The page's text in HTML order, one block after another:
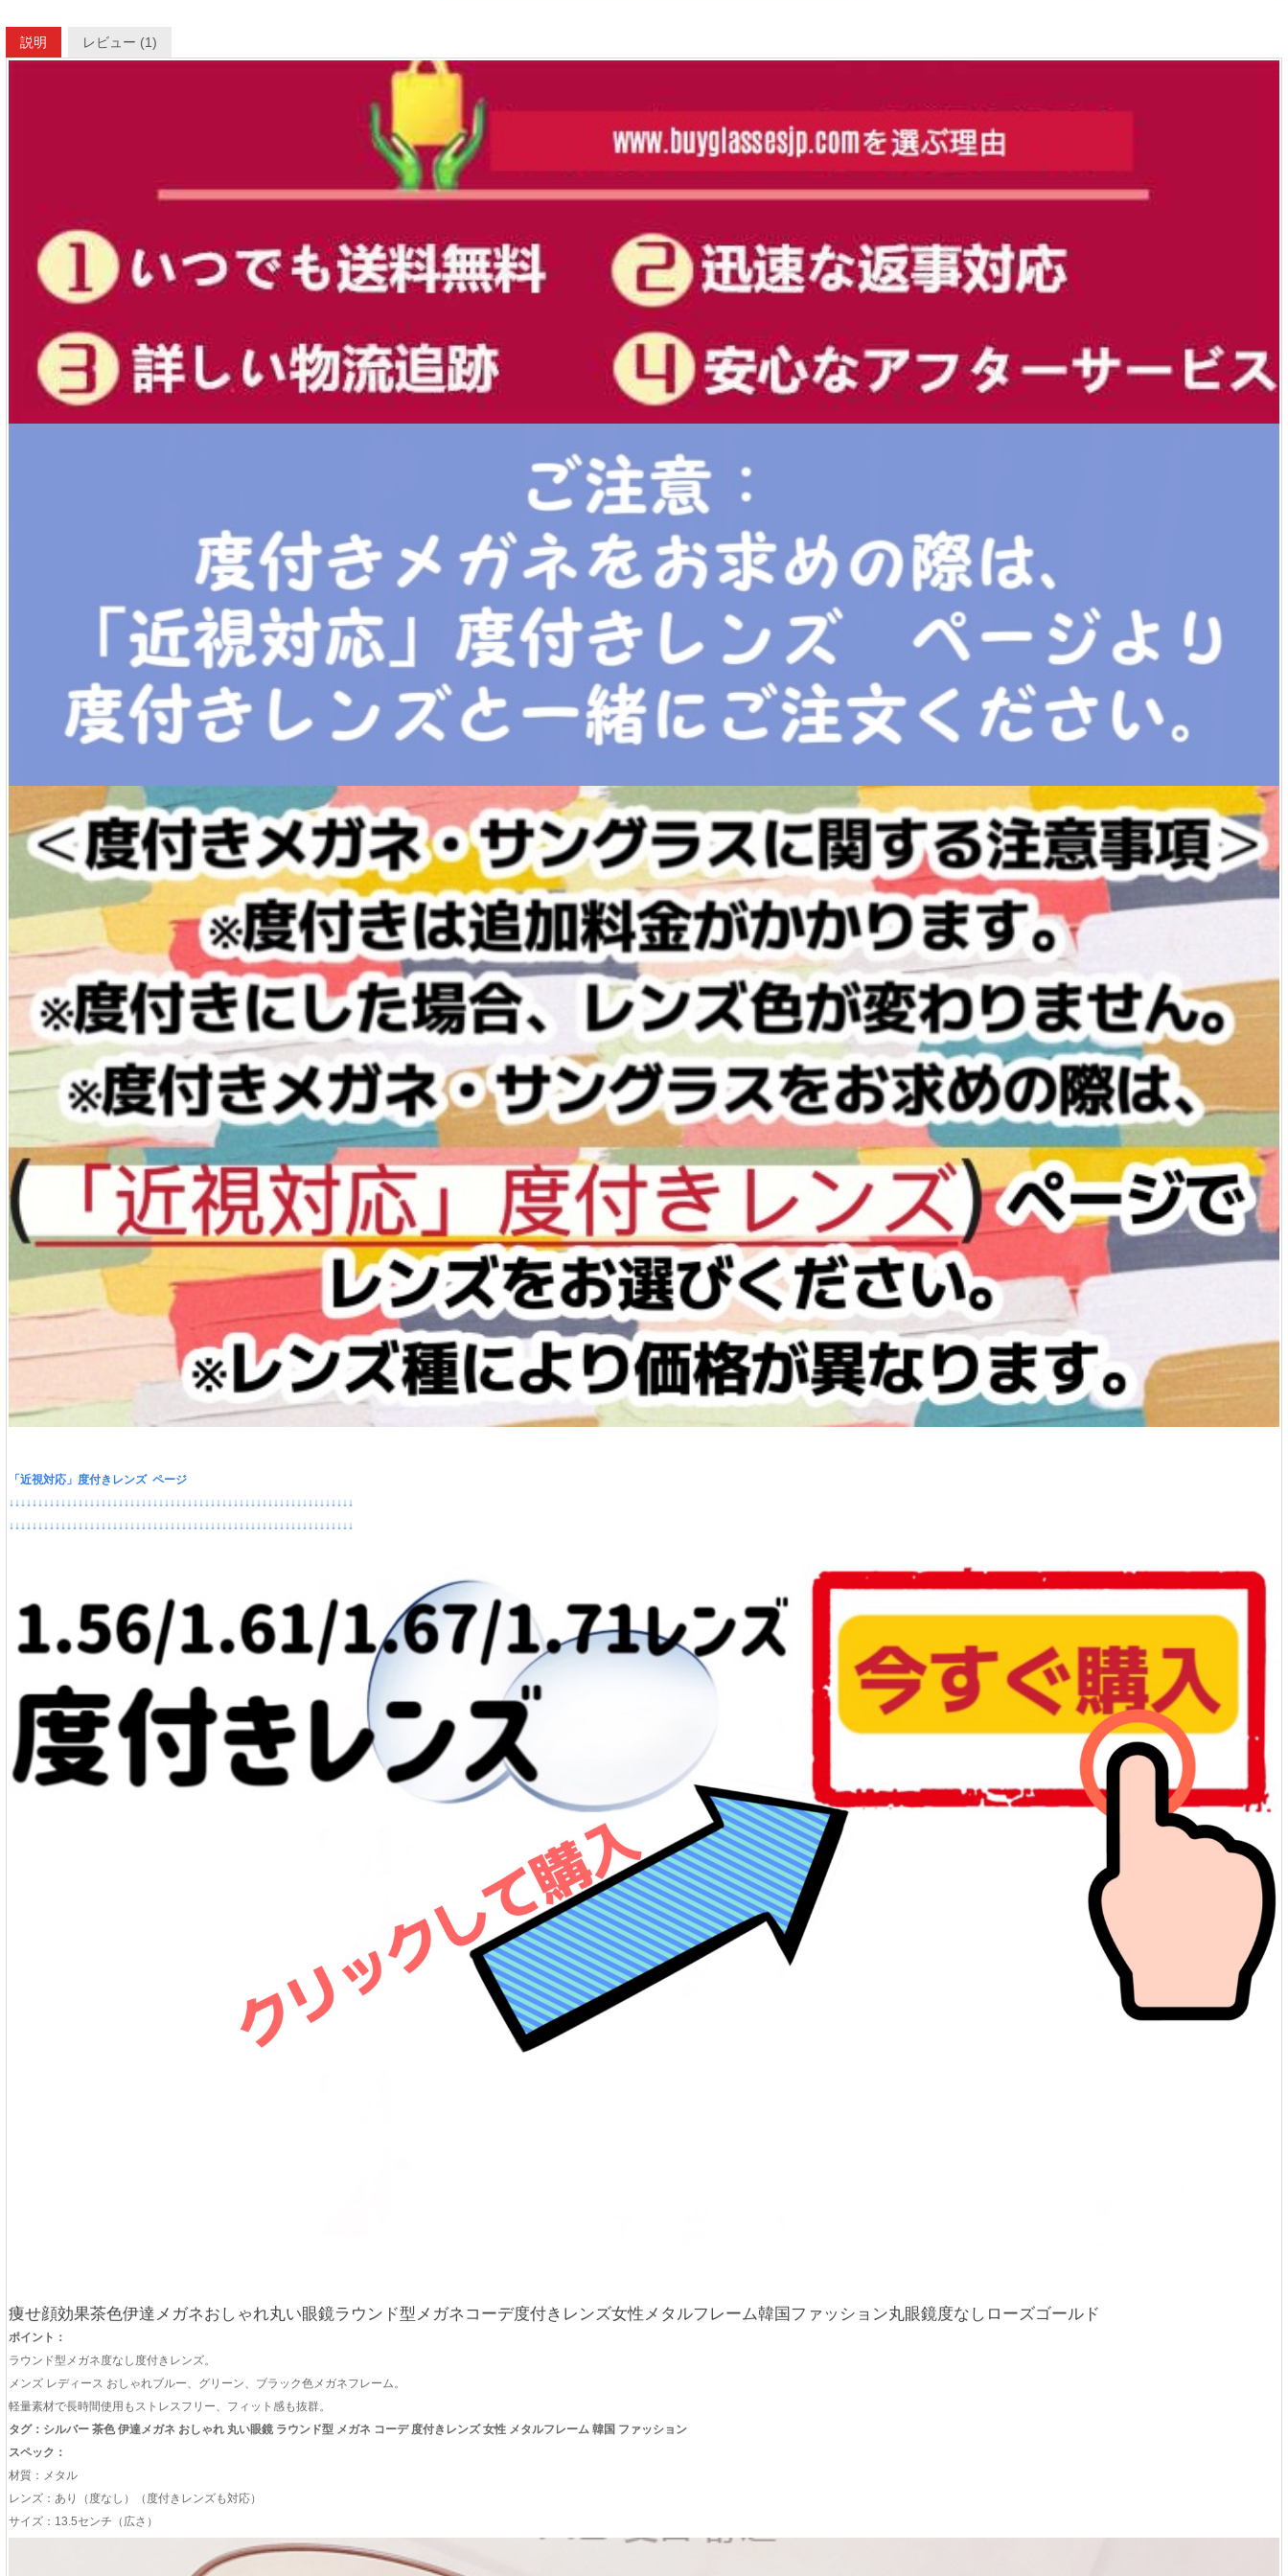
説明 レビュー (1)
「近視対応」度付きレンズ ページ
↓↓↓↓↓↓↓↓↓↓↓↓↓↓↓↓↓↓↓↓↓↓↓↓↓↓↓↓↓↓↓↓↓↓↓↓↓↓↓↓↓↓↓↓↓↓↓↓↓↓↓↓↓↓↓↓↓↓↓↓
↓↓↓↓↓↓↓↓↓↓↓↓↓↓↓↓↓↓↓↓↓↓↓↓↓↓↓↓↓↓↓↓↓↓↓↓↓↓↓↓↓↓↓↓↓↓↓↓↓↓↓↓↓↓↓↓↓↓↓↓
痩せ顔効果茶色伊達メガネおしゃれ丸い眼鏡ラウンド型メガネコーデ度付きレンズ女性メタルフレーム韓国ファッション丸眼鏡度なしローズゴールド
ポイント：
ラウンド型メガネ度なし度付きレンズ。
メンズ レディース おしゃれブルー、グリーン、ブラック色メガネフレーム。
軽量素材で長時間使用もストレスフリー、フィット感も抜群。
タグ：シルバー 茶色 伊達メガネ おしゃれ 丸い眼鏡 ラウンド型 メガネ コーデ 度付きレンズ 女性 メタルフレーム 韓国 ファッション
スペック：
材質：メタル
レンズ：あり（度なし）（度付きレンズも対応）
サイズ：13.5センチ（広さ）